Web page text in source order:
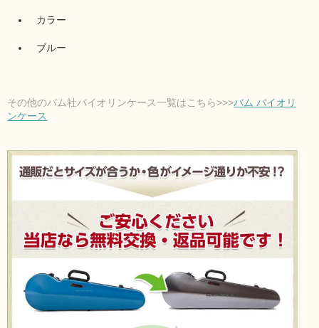
カラー
ブルー
その他のバム社バイオリンケース一覧はこちら>>>バム バイオリ
ンケース